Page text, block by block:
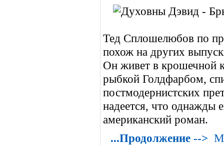
Тед Сплошелюбов по
похож на других
Он живет в крошечной
рыбкой Голдфарбом,
постмодернистских
надеется, что однажды
американский роман.
...Продолжение -->